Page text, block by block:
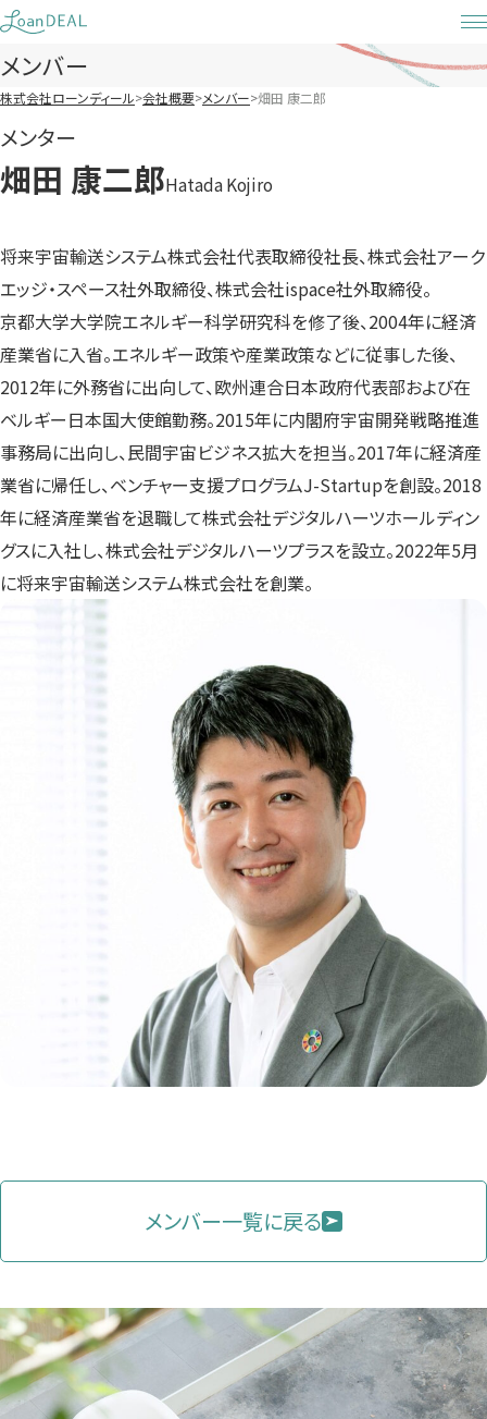
Skip
to
content
メンバー
株式会社ローンディール 会社概要 メンバー 畑田 康二郎
メンター
畑田 康二郎Hatada Kojiro
将来宇宙輸送システム株式会社代表取締役社長、株式会社アーク
エッジ・スペース社外取締役、株式会社ispace社外取締役。
京都大学大学院エネルギー科学研究科を修了後、2004年に経済
産業省に入省。エネルギー政策や産業政策などに従事した後、
2012年に外務省に出向して、欧州連合日本政府代表部および在
ベルギー日本国大使館勤務。2015年に内閣府宇宙開発戦略推進
事務局に出向し、民間宇宙ビジネス拡大を担当。2017年に経済産
業省に帰任し、ベンチャー支援プログラムJ-Startupを創設。2018
年に経済産業省を退職して株式会社デジタルハーツホールディン
グスに入社し、株式会社デジタルハーツプラスを設立。2022年5月
に将来宇宙輸送システム株式会社を創業。
メンバー一覧に戻る